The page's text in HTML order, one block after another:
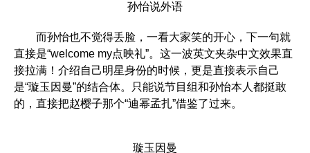
孙怡说外语
而孙怡也不觉得丢脸，一看大家笑的开心，下一句就
直接是“welcome my点映礼”。这一波英文夹杂中文效果直
接拉满！介绍自己明星身份的时候，更是直接表示自己
是“璇玉因曼”的结合体。只能说节目组和孙怡本人都挺敢
的，直接把赵樱子那个“迪幂孟扎”借鉴了过来。
璇玉因曼